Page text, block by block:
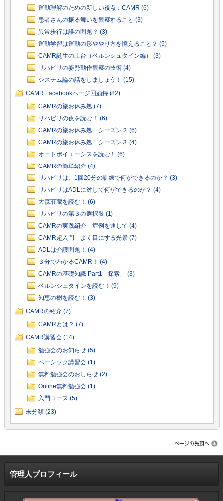
運動理解のための新しい視点：CAMR (6)
患者さんの振る舞いを観察すること (3)
異常歩行は誰の問題？ (3)
運動学習は運動の形ややり方を憶えること？ (5)
CAMR誕生の土台（ベルンシュタイン編） (3)
リハビリの姿勢動作観察の技術 (4)
システム論の話をしましょう！ (15)
CAMR Facebookページ回顧録 (82)
CAMRの旅お休み処 (7)
リハビリの夜を読む！ (6)
CAMRの旅お休み処 シーズン２ (6)
CAMRの旅お休み処 シーズン３ (4)
オートポイエーシスを読む！ (6)
CAMRの簡単紹介 (4)
リハビリは、1回20分の訓練で何ができるのか？ (3)
リハビリはADLに対して何ができるのか？ (4)
大森荘蔵を読む！ (6)
リハビリの第３の選択肢 (1)
CAMRの実践紹介－症例を通して (4)
CAMR超入門 よく目にする光景 (7)
ADLは介護問題！ (4)
３分でわかるCAMR！ (4)
CAMRの基礎知識 Part1「探索」 (3)
ベルンシュタインを読む！ (9)
知恵の樹を読む！ (3)
CAMRの紹介 (7)
CAMRとは？ (7)
CAMR講習会 (14)
勉強会のお知らせ (5)
ベーシック講習会 (1)
無料勉強会のおしらせ (2)
Online無料勉強会 (1)
入門コース (5)
未分類 (23)
管理人プロフィール